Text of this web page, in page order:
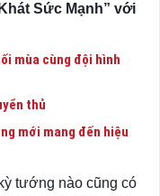
Sức Mạnh” với
mùa cùng đội hình
thủ
mới mang đến hiệu
tướng nào cũng có